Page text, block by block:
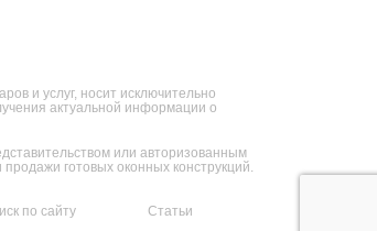
и услуг, носит исключительно
актуальной информации о
или авторизованным
готовых оконных конструкций.
по сайту Статьи